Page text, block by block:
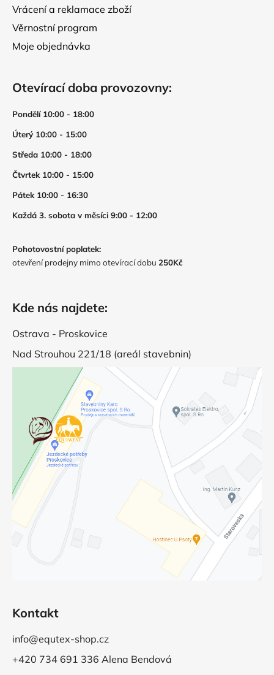
Vrácení a reklamace zboží
Věrnostní program
Moje objednávka
Otevírací doba provozovny:
Pondělí 10:00 - 18:00
Úterý 10:00 - 15:00
Středa 10:00 - 18:00
Čtvrtek 10:00 - 15:00
Pátek 10:00 - 16:30
Každá 3. sobota v měsíci 9:00 - 12:00
Pohotovostní poplatek:
otevření prodejny mimo otevírací dobu 250Kč
Kde nás najdete:
Ostrava - Proskovice
Nad Strouhou 221/18 (areál stavebnin)
Kontakt
info@equtex-shop.cz
+420 734 691 336 Alena Bendová